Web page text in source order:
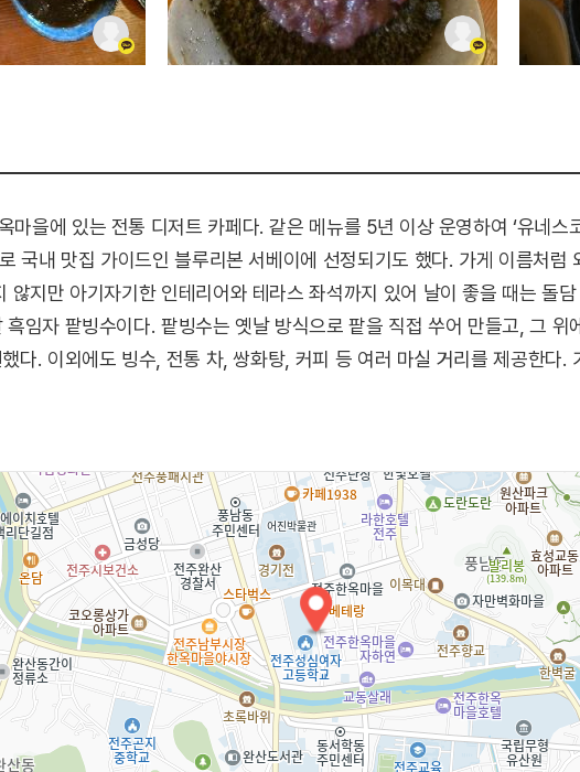
마을에 있는 전통 디저트 카페다. 같은 메뉴를 5년 이상 운영하여 ‘유네스
국내 맛집 가이드인 블루리본 서베이에 선정되기도 했다. 가게 이름처럼
않지만 아기자기한 인테리어와 테라스 좌석까지 있어 날이 좋을 때는 돌
흑임자 팥빙수이다. 팥빙수는 옛날 방식으로 팥을 직접 쑤어 만들고, 그 위
다. 이외에도 빙수, 전통 차, 쌍화탕, 커피 등 여러 마실 거리를 제공한다.